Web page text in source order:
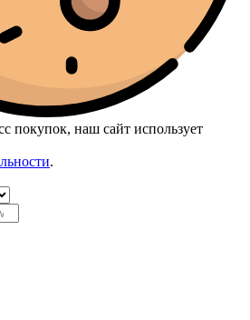
покупок, наш сайт использует
.